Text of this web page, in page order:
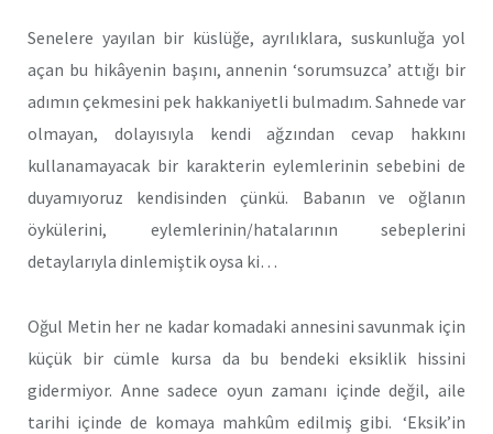
Senelere yayılan bir küslüğe, ayrılıklara, suskunluğa yol
açan bu hikâyenin başını, annenin ‘sorumsuzca’ attığı bir
adımın çekmesini pek hakkaniyetli bulmadım. Sahnede var
olmayan, dolayısıyla kendi ağzından cevap hakkını
kullanamayacak bir karakterin eylemlerinin sebebini de
duyamıyoruz kendisinden çünkü. Babanın ve oğlanın
öykülerini, eylemlerinin/hatalarının sebeplerini
detaylarıyla dinlemiştik oysa ki…
Oğul Metin her ne kadar komadaki annesini savunmak için
küçük bir cümle kursa da bu bendeki eksiklik hissini
gidermiyor. Anne sadece oyun zamanı içinde değil, aile
tarihi içinde de komaya mahkûm edilmiş gibi. ‘Eksik’in